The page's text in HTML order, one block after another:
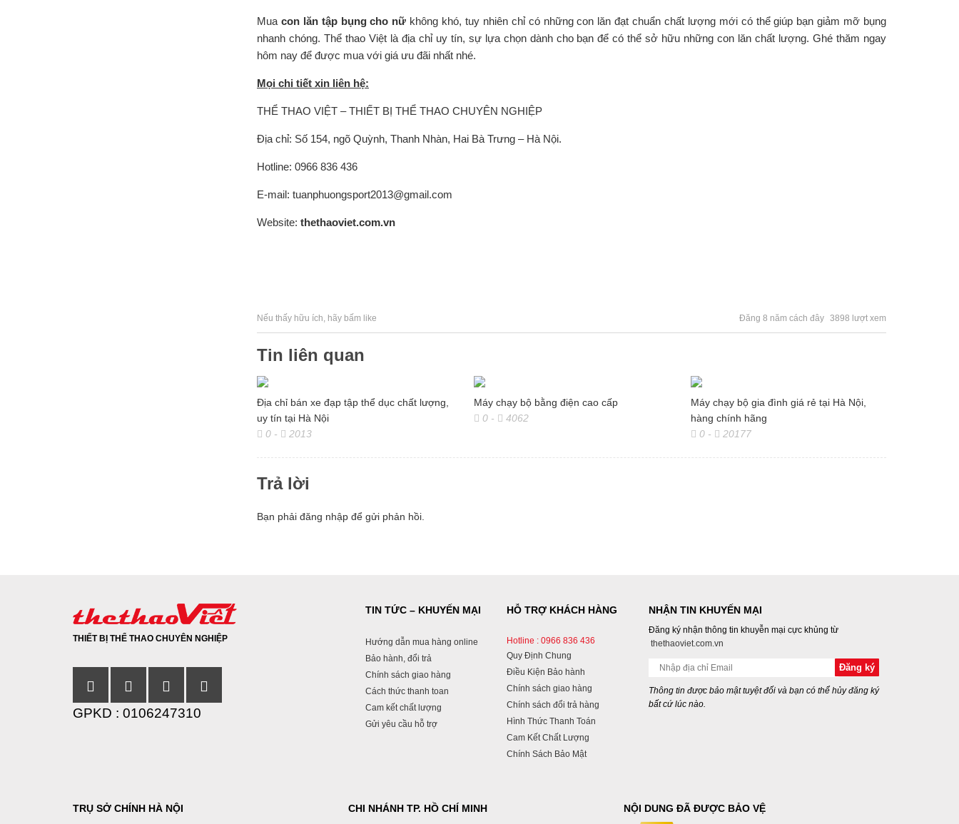
Mua con lăn tập bụng cho nữ không khó, tuy nhiên chỉ có những con lăn đạt chuẩn chất lượng mới có thể giúp bạn giảm mỡ bụng
nhanh chóng. Thể thao Việt là địa chỉ uy tín, sự lựa chọn dành cho bạn để có thể sở hữu những con lăn chất lượng. Ghé thăm ngay
hôm nay để được mua với giá ưu đãi nhất nhé.
Mọi chi tiết xin liên hệ:
THỂ THAO VIỆT – THIẾT BỊ THỂ THAO CHUYÊN NGHIỆP
Địa chỉ: Số 154, ngõ Quỳnh, Thanh Nhàn, Hai Bà Trưng – Hà Nội.
Hotline: 0966 836 436
E-mail: tuanphuongsport2013@gmail.com
Website: thethaoviet.com.vn
Nếu thấy hữu ích, hãy bấm like Đăng 8 năm cách đây 3898 lượt xem
Tin liên quan
Địa chỉ bán xe đạp tập thể dục chất lượng,
uy tín tại Hà Nội
0 - 2013
Máy chạy bộ bằng điện cao cấp
0 - 4062
Máy chạy bộ gia đình giá rẻ tại Hà Nội,
hàng chính hãng
0 - 20177
Trả lời
Bạn phải đăng nhập để gửi phản hồi.
THIẾT BỊ THỂ THAO CHUYÊN NGHIỆP
GPKD : 0106247310
TIN TỨC – KHUYẾN MẠI
Hướng dẫn mua hàng online
Bảo hành, đổi trả
Chính sách giao hàng
Cách thức thanh toan
Cam kết chất lượng
Gửi yêu cầu hỗ trợ
HỖ TRỢ KHÁCH HÀNG
Hotline : 0966 836 436
Quy Định Chung
Điều Kiện Bảo hành
Chính sách giao hàng
Chính sách đổi trả hàng
Hình Thức Thanh Toán
Cam Kết Chất Lượng
Chính Sách Bảo Mật
NHẬN TIN KHUYẾN MẠI
Đăng ký nhận thông tin khuyễn mại cực khủng từ
thethaoviet.com.vn
Thông tin được bảo mật tuyệt đối và bạn có thể hủy đăng ký
bất cứ lúc nào.
TRỤ SỞ CHÍNH HÀ NỘI CHI NHÁNH TP. HỒ CHÍ MINH NỘI DUNG ĐÃ ĐƯỢC BẢO VỆ